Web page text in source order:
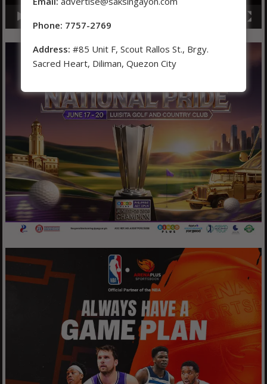
Phone: 7757-2769
Address: #85 Unit F, Scout Rallos St., Brgy.
Sacred Heart, Diliman, Quezon City